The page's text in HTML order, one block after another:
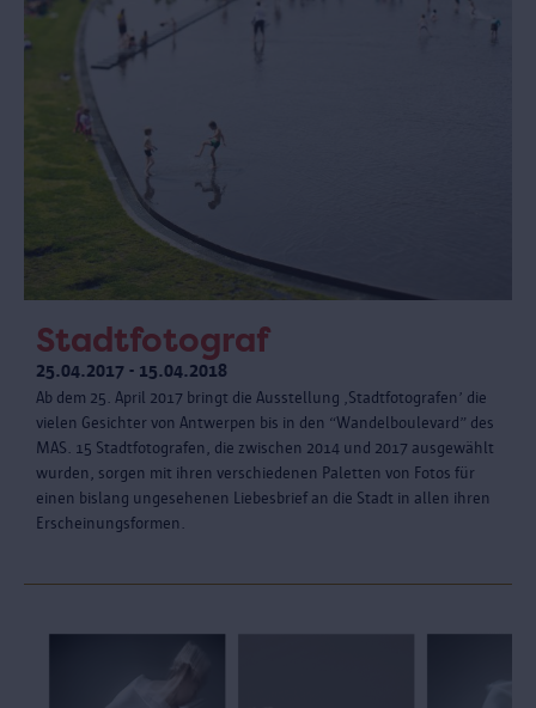
Stadtfotograf
25.04.2017 - 15.04.2018
Ab dem 25. April 2017 bringt die Ausstellung ‚Stadtfotografen’ die
vielen Gesichter von Antwerpen bis in den “Wandelboulevard” des
MAS. 15 Stadtfotografen, die zwischen 2014 und 2017 ausgewählt
wurden, sorgen mit ihren verschiedenen Paletten von Fotos für
einen bislang ungesehenen Liebesbrief an die Stadt in allen ihren
Erscheinungsformen.